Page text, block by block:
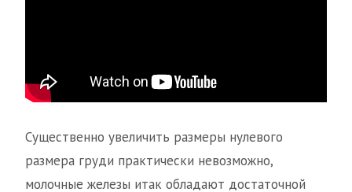
Существенно увеличить размеры нулевого
размера груди практически невозможно,
молочные железы итак обладают достаточной